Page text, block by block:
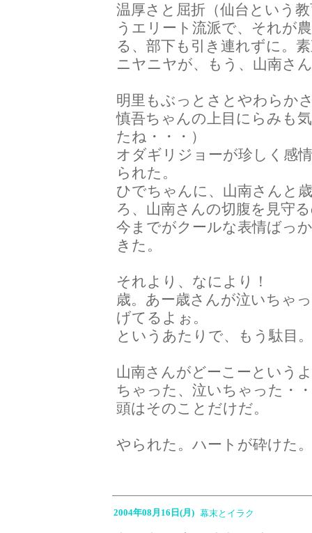
温厚さと屈折（仙台という
うエリート流派で、それが
る、部下も引き連れずに。
ニヤニヤが、もう、山南さ
明里もぶっとさとやわらか
慎吾ちゃんの上目にらみも
たね・・・）
オダギリジョーが珍しく感
られた。
ひでちゃんに、山南さんと
ろ、山南さんの切腹を見守
今までがクールな表情ばっ
きた。
それより、なにより！
歳。あー歳さんが泣いちゃ
げてるよぉ。
というあたりで、もう駄目
山南さんがどーこーという
ちゃった、泣いちゃった・
頭はそのことだけだ。
やられた。ハートが砕けた
2004年08月16日(月) 幕末とイラク